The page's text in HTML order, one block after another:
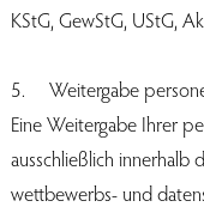
KStG, GewStG, UStG,
5. Weitergabe
Eine Weitergabe Ihrer
ausschließlich innerhalb
wettbewerbs- und